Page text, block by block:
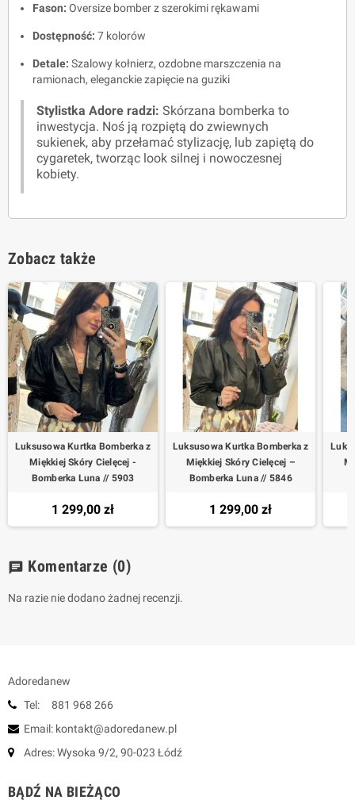
Fason: Oversize bomber z szerokimi rękawami
Dostępność: 7 kolorów
Detale: Szalowy kołnierz, ozdobne marszczenia na
ramionach, eleganckie zapięcie na guziki
Stylistka Adore radzi: Skórzana bomberka to
inwestycja. Noś ją rozpiętą do zwiewnych
sukienek, aby przełamać stylizację, lub zapiętą do
cygaretek, tworząc look silnej i nowoczesnej
kobiety.
Zobacz także
Luksusowa Kurtka Bomberka z
Miękkiej Skóry Cielęcej -
Bomberka Luna // 5903
1 299,00 zł
Luksusowa Kurtka Bomberka z
Miękkiej Skóry Cielęcej –
Bomberka Luna // 5846
1 299,00 zł
chat Komentarze (0)
Na razie nie dodano żadnej recenzji.
Adoredanew
Tel: 881 968 266
Email: kontakt@adoredanew.pl
Adres: Wysoka 9/2, 90-023 Łódź
BĄDŹ NA BIEŻĄCO